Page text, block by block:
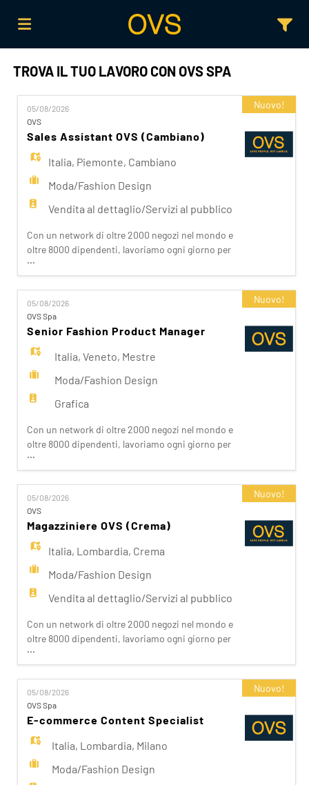
Home
di
lavoro
Carica
il
Login
EN
FR
IT
ES
PT
TROVA IL TUO LAVORO CON OVS SPA
05/08/2026
OVS
Sales Assistant OVS (Cambiano)
Italia, Piemonte, Cambiano
Moda/Fashion Design
Vendita al dettaglio/Servizi al pubblico
Con un network di oltre 2000 negozi nel mondo e
oltre 8000 dipendenti, lavoriamo ogni giorno per
realizzare la nostra mission di rendere il bello
accessibile a tutti. Facciamo la differenza per i
nostri clienti attraverso i brand del nostro gruppo:
OVS, OVS Kids, UPIM, Blukids, Croff, Les Copains,
Shaka, Goldenpoint, Stefanel. Ogni giorno
prepariam
...
Nuovo!
05/08/2026
OVS Spa
Senior Fashion Product Manager
Italia,Veneto, Mestre
Moda/Fashion Design
Grafica
Con un network di oltre 2000 negozi nel mondo e
oltre 8000 dipendenti, lavoriamo ogni giorno per
realizzare la nostra mission di rendere il bello
accessibile a tutti. Facciamo la differenza per i
nostri clienti attraverso i brand del nostro gruppo:
OVS, OVS Kids, UPIM, Blukids, Croff, Les Copains,
Stefanel. All'interno delle nostre direzioni P
...
Nuovo!
05/08/2026
OVS
Magazziniere OVS (Crema)
Italia, Lombardia, Crema
Moda/Fashion Design
Vendita al dettaglio/Servizi al pubblico
Con un network di oltre 2000 negozi nel mondo e
oltre 8000 dipendenti, lavoriamo ogni giorno per
realizzare la nostra mission di rendere il bello
accessibile a tutti. Facciamo la differenza per i
nostri clienti attraverso i brand del nostro gruppo:
OVS, OVS Kids, UPIM, Blukids, Croff, Les Copains,
Shaka, Goldenpoint, Stefanel. Ogni giorno
prepariam
...
Nuovo!
05/08/2026
OVS Spa
E-commerce Content Specialist
Italia, Lombardia, Milano
Moda/Fashion Design
Nuovo!